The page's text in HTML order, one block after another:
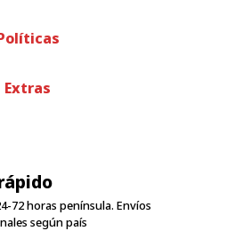
Extras
72 horas península. Envíos
según país